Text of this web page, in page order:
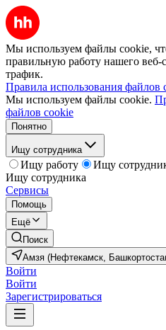
Мы используем файлы cookie,
правильную работу нашего веб-
трафик.
Правила использования файлов
Мы используем файлы cookie.
файлов cookie
Понятно
Ищу сотрудника
Ищу работу
Ищу
Ищу сотрудника
Сервисы
Помощь
Ещё
Поиск
Амзя (Нефтекамск,
Войти
Войти
Зарегистрироваться